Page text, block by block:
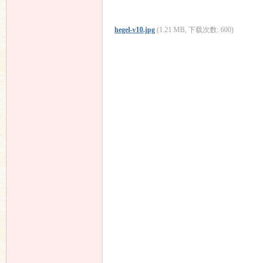
hegel-v10.jpg (1.21 MB, 下载次数: 600)